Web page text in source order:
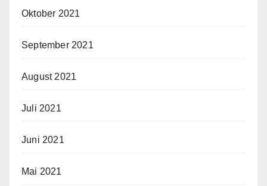
Oktober 2021
September 2021
August 2021
Juli 2021
Juni 2021
Mai 2021